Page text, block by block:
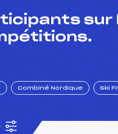
sur
Combiné Nordique Ski